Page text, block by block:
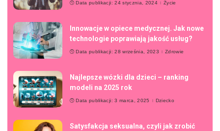
Data publikacji: 24 stycznia, 2024 Życie
Innowacje w opiece medycznej. Jak nowe
technologie poprawiają jakość usług?
Data publikacji: 28 września, 2023 Zdrowie
Najlepsze wózki dla dzieci – ranking
modeli na 2025 rok
Data publikacji: 3 marca, 2025 Dziecko
Satysfakcja seksualna, czyli jak zrobić